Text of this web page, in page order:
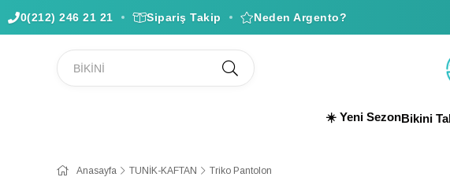
0(212) 246 21 21 Sipariş Takip Neden Argento?
☀️ Yeni SezonBikini
Anasayfa TUNİK-KAFTAN Triko Pantolon